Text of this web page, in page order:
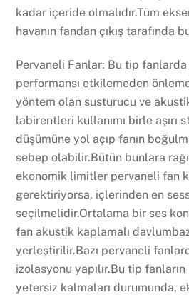
kadar içeride olmalıdır.Tüm
havanın fandan çıkış tarafında
Pervaneli Fanlar: Bu tip fanlarda
performansı etkilemeden
yöntem olan susturucu ve
labirentleri kullanımı birle aşırı
düşümüne yol açıp fanın
sebep olabilir.Bütün bunlara
ekonomik limitler pervaneli fan
gerektiriyorsa, içlerinden en
seçilmelidir.Ortalama bir ses
fan akustik kaplamalı
yerleştirilir.Bazı pervaneli
izolasyonu yapılır.Bu tip
yetersiz kalmaları durumunda,